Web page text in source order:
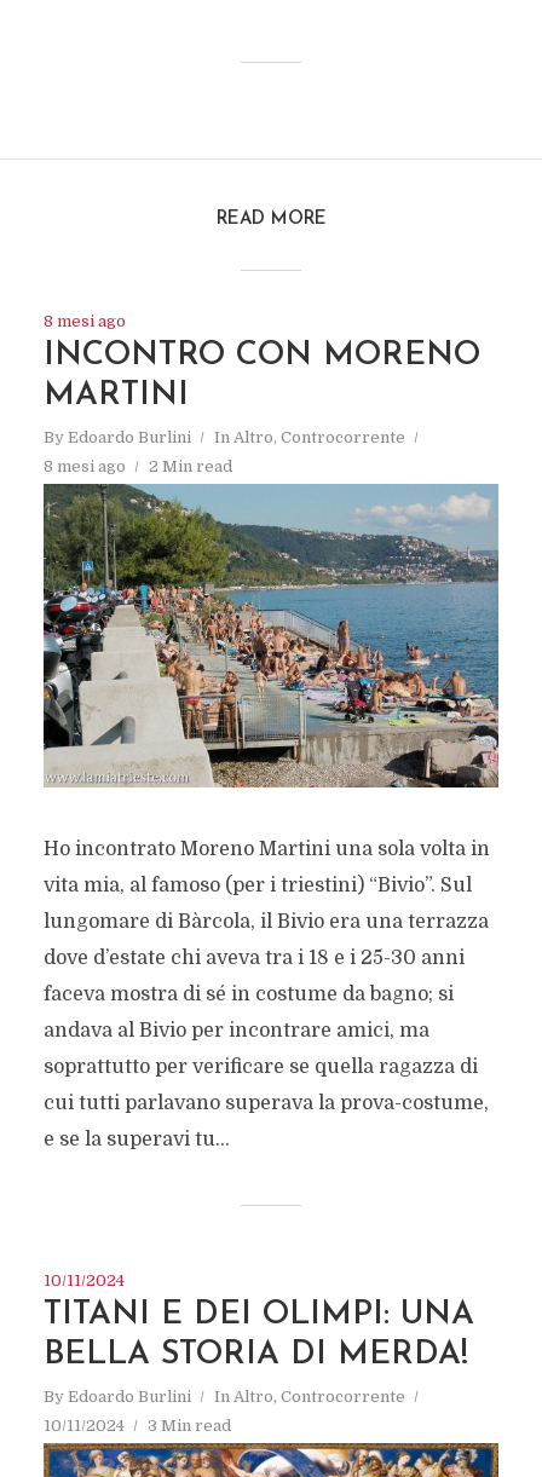
READ MORE
8 mesi ago
INCONTRO CON MORENO
MARTINI
By Edoardo Burlini In Altro, Controcorrente
8 mesi ago
2 Min read
Ho incontrato Moreno Martini una sola volta in
vita mia, al famoso (per i triestini) “Bivio”. Sul
lungomare di Bàrcola, il Bivio era una terrazza
dove d’estate chi aveva tra i 18 e i 25-30 anni
faceva mostra di sé in costume da bagno; si
andava al Bivio per incontrare amici, ma
soprattutto per verificare se quella ragazza di
cui tutti parlavano superava la prova-costume,
e se la superavi tu...
10/11/2024
TITANI E DEI OLIMPI: UNA
BELLA STORIA DI MERDA!
By Edoardo Burlini In Altro, Controcorrente
10/11/2024
3 Min read